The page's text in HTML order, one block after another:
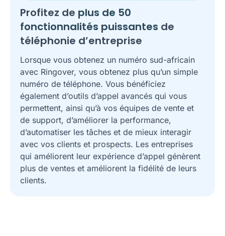
Profitez de plus de 50
fonctionnalités puissantes de
téléphonie d’entreprise
Lorsque vous obtenez un numéro sud-africain
avec Ringover, vous obtenez plus qu’un simple
numéro de téléphone. Vous bénéficiez
également d’outils d’appel avancés qui vous
permettent, ainsi qu’à vos équipes de vente et
de support, d’améliorer la performance,
d’automatiser les tâches et de mieux interagir
avec vos clients et prospects. Les entreprises
qui améliorent leur expérience d’appel génèrent
plus de ventes et améliorent la fidélité de leurs
clients.